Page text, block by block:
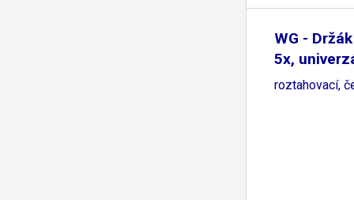
WG -
5x,
roztahovací,